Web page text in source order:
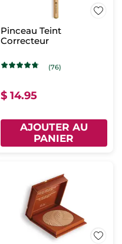
Pinceau Teint
Correcteur
(76)
$ 14.95
AJOUTER AU
PANIER